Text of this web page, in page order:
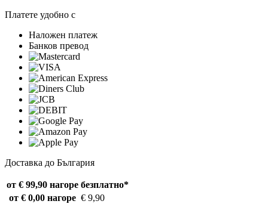
Платете удобно с
Наложен платеж
Банков превод
Доставка до България
от € 99,90 нагоре безплатно*
от € 0,00 нагоре € 9,90